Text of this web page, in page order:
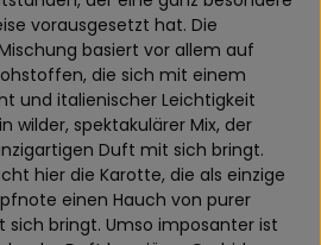
vorausgesetzt hat. Die
basiert vor allem auf
die sich mit einem
und italienischer Leichtigkeit
wilder, spektakulärer Mix, der
Duft mit sich bringt.
hier die Karotte, die als einzige
einen Hauch von purer
sich bringt. Umso imposanter ist